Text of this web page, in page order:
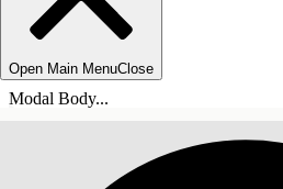
Open Main MenuClose
Modal Body...